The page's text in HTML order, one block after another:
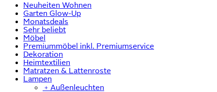
Neuheiten Wohnen
Garten Glow-Up
Monatsdeals
Sehr beliebt
Möbel
Premiummöbel inkl. Premiumservice
Dekoration
Heimtextilien
Matratzen & Lattenroste
Lampen
﹢ Außenleuchten